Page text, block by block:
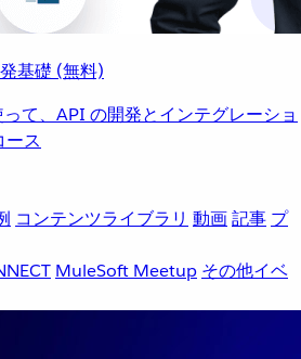
基礎 (無料)
て、API の開発とインテグレーショ
ース
コンテンツライブラリ 動画記事 プ
MuleSoft Meetup その他イベ